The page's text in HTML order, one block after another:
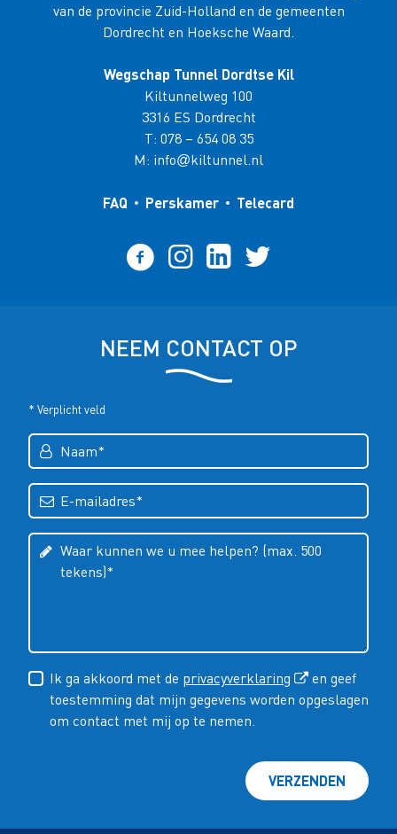
van de provincie Zuid-Holland en de gemeenten
Dordrecht en Hoeksche Waard.
Wegschap Tunnel Dordtse Kil
Kiltunnelweg 100
3316 ES Dordrecht
T: 078 – 654 08 35
M: info@kiltunnel.nl
FAQ Perskamer Telecard
NEEM CONTACT OP
* Verplicht veld
Ik ga akkoord met de privacyverklaring
en geef
toestemming dat mijn gegevens worden opgeslagen
om contact met mij op te nemen.
VERZENDEN